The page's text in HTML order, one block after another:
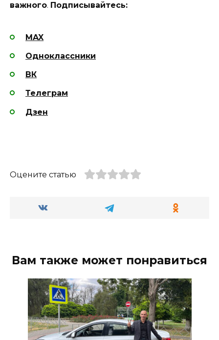
важного. Подписывайтесь:
MAX
Одноклассники
ВК
Телеграм
Дзен
Оцените статью
Вам также может понравиться